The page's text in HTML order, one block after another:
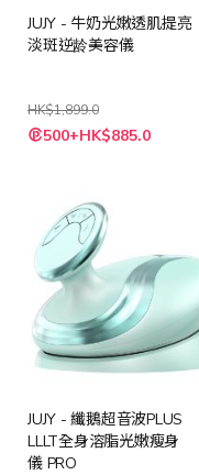
JUJY - 牛奶光嫩透肌提亮
淡斑逆龄美容儀
HK$1,899.0
特
殊 500+HK$885.0
JUJY - 纖鵝超音波PLUS
LLLT全身溶脂光嫩瘦身
儀 PRO